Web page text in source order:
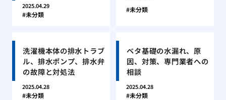
2025.04.29
未分類
未分類
洗濯機本体の排水トラブ
ル、排水ポンプ、排水弁
の故障と対処法
2025.04.28
未分類
ベタ基礎の水漏れ、原
因、対策、専門業者への
相談
2025.04.28
未分類